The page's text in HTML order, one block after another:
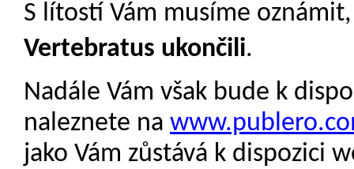
S lítostí Vám musíme
Vertebratus ukončili.
Nadále Vám však bude k
naleznete na
jako Vám zůstává k dispozici